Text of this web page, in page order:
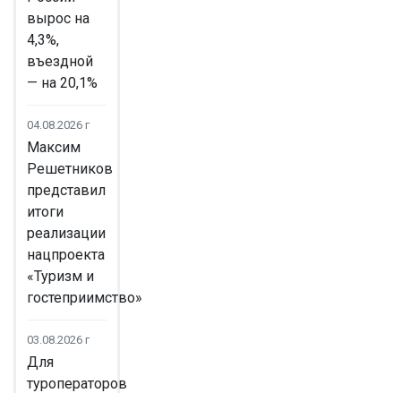
вырос на
4,3%,
въездной
— на 20,1%
04.08.2026 г
Максим
Решетников
представил
итоги
реализации
нацпроекта
«Туризм и
гостеприимство»
03.08.2026 г
Для
туроператоров